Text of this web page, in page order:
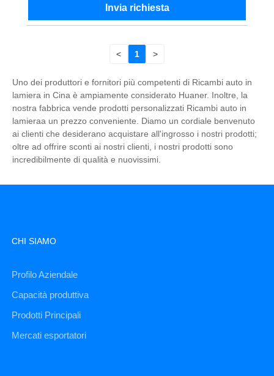
Invia richiesta
< 1 >
Uno dei produttori e fornitori più competenti di Ricambi auto in
lamiera in Cina è ampiamente considerato Huaner. Inoltre, la
nostra fabbrica vende prodotti personalizzati Ricambi auto in
lamieraa un prezzo conveniente. Diamo un cordiale benvenuto
ai clienti che desiderano acquistare all'ingrosso i nostri prodotti;
oltre ad offrire sconti ai nostri clienti, i nostri prodotti sono
incredibilmente di qualità e nuovissimi.
CHI SIAMO
Profilo Aziendale
Capacità produttiva
Prodotti Principali
Mercati esportatori